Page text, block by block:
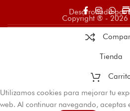
Desarrollado por
Copyright ® - 2026
Tienda
Utilizamos cookies para mejorar tu
web. Al continuar navegando, aceptas